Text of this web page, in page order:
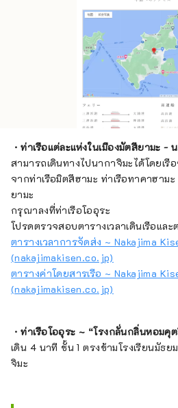
・ท่าเรือแต่ละแห่งในเมืองมัตสึยามะ -
สามารถเดินทางไปนากาจิมะได้โดยเรื
จากท่าเรือมิตสึฮามะ ท่าเรือทาคาฮามะ
ยามะ
กรุณาลงที่ท่าเรือโออุระ
โปรดตรวจสอบตารางเวลาเดินเรือแล
ตารางเวลาการจัดส่ง ~ Nakajima
(nakajimakisen.co.jp)
ตารางค่าโดยสารเรือ ~ Nakajima
(nakajimakisen.co.jp)
・ท่าเรือโออุระ ~ “โรงกลั่นกลิ่นหอมคุ
เดิน 4 นาที ชั้น 1 ตรงข้ามโรงเรียนมัธ
จิมะ